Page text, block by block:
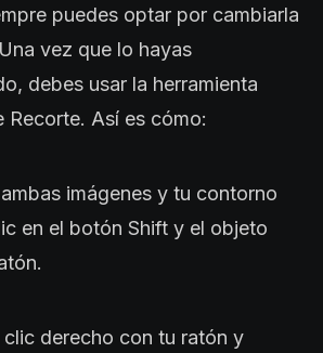
puedes optar por cambiarla
vez que lo hayas
debes usar la herramienta
Recorte. Así es cómo:
imágenes y tu contorno
en el botón Shift y el objeto
clic derecho con tu ratón y